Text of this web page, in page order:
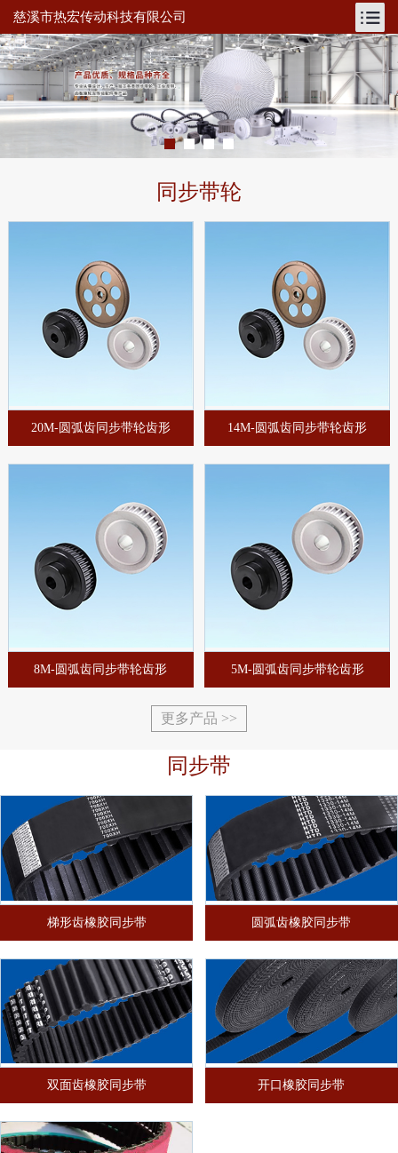
慈溪市热宏传动科技有限公司
同步带轮
20M-圆弧齿同步带轮齿形 14M-圆弧齿同步带轮齿形
8M-圆弧齿同步带轮齿形 5M-圆弧齿同步带轮齿形
更多产品 >>
同步带
梯形齿橡胶同步带 圆弧齿橡胶同步带
双面齿橡胶同步带 开口橡胶同步带